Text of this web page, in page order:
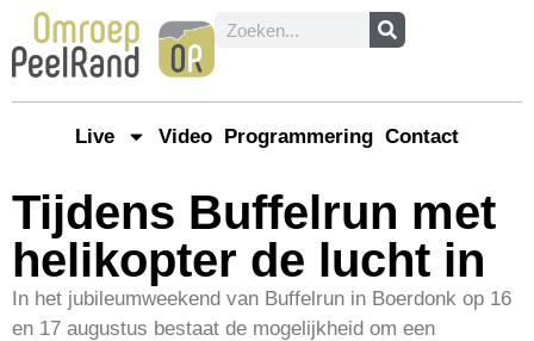
Live Video Programmering Contact
Tijdens Buffelrun met
helikopter de lucht in
In het jubileumweekend van Buffelrun in Boerdonk op 16
en 17 augustus bestaat de mogelijkheid om een